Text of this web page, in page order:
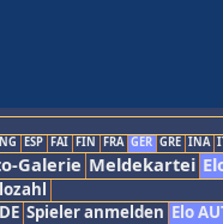
ESP FAI FIN FRA GER GRE INA
Galerie Meldekartei
Spieler anmelden Elo